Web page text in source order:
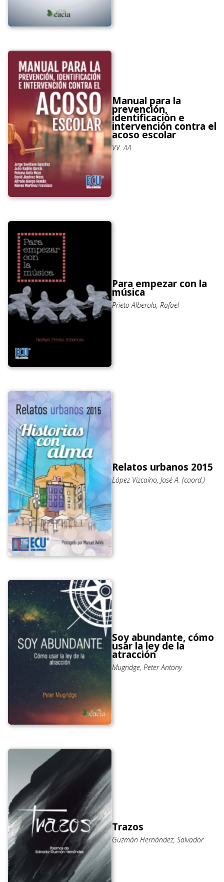
Manual para la
prevención,
identificación e
intervención contra el
acoso escolar
VV. AA.
Para empezar con la
música
Prieto Alberola, Rafael
Relatos urbanos 2015
López Vizcaíno, José A. (coord.)
Soy abundante, cómo
usar la ley de la
atracción
Mugridge, Peter Antony
Trazos
Guzmán Hernández, Salvador